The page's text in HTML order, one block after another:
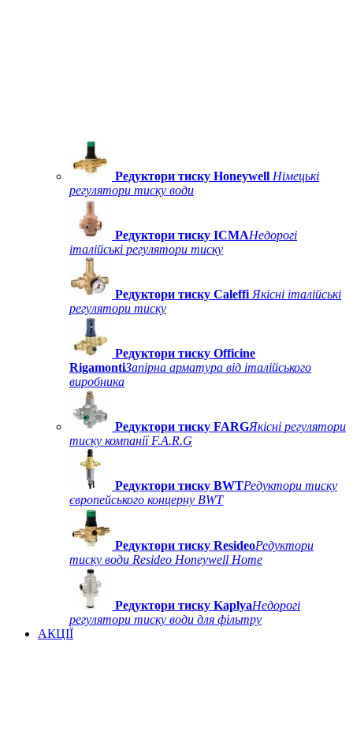
Редуктори тиску Honeywell Німецькі
регулятори тиску води
Редуктори тиску ICMAНедорогі
італійські регулятори тиску
Редуктори тиску Caleffi Якісні італійські
регулятори тиску
Редуктори тиску Officine
RigamontiЗапірна арматура від італійського
виробника
Редуктори тиску FARGЯкісні регулятори
тиску компанії F.A.R.G
Редуктори тиску BWTРедуктори тиску
європейського концерну BWT
Редуктори тиску ResideoРедуктори
тиску води Resideo Honeywell Home
Редуктори тиску KaplyaНедорогі
регулятори тиску води для фільтру
АКЦІЇ